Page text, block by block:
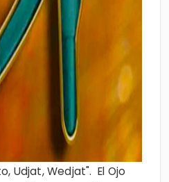
Udjat, Wedjat". El Ojo